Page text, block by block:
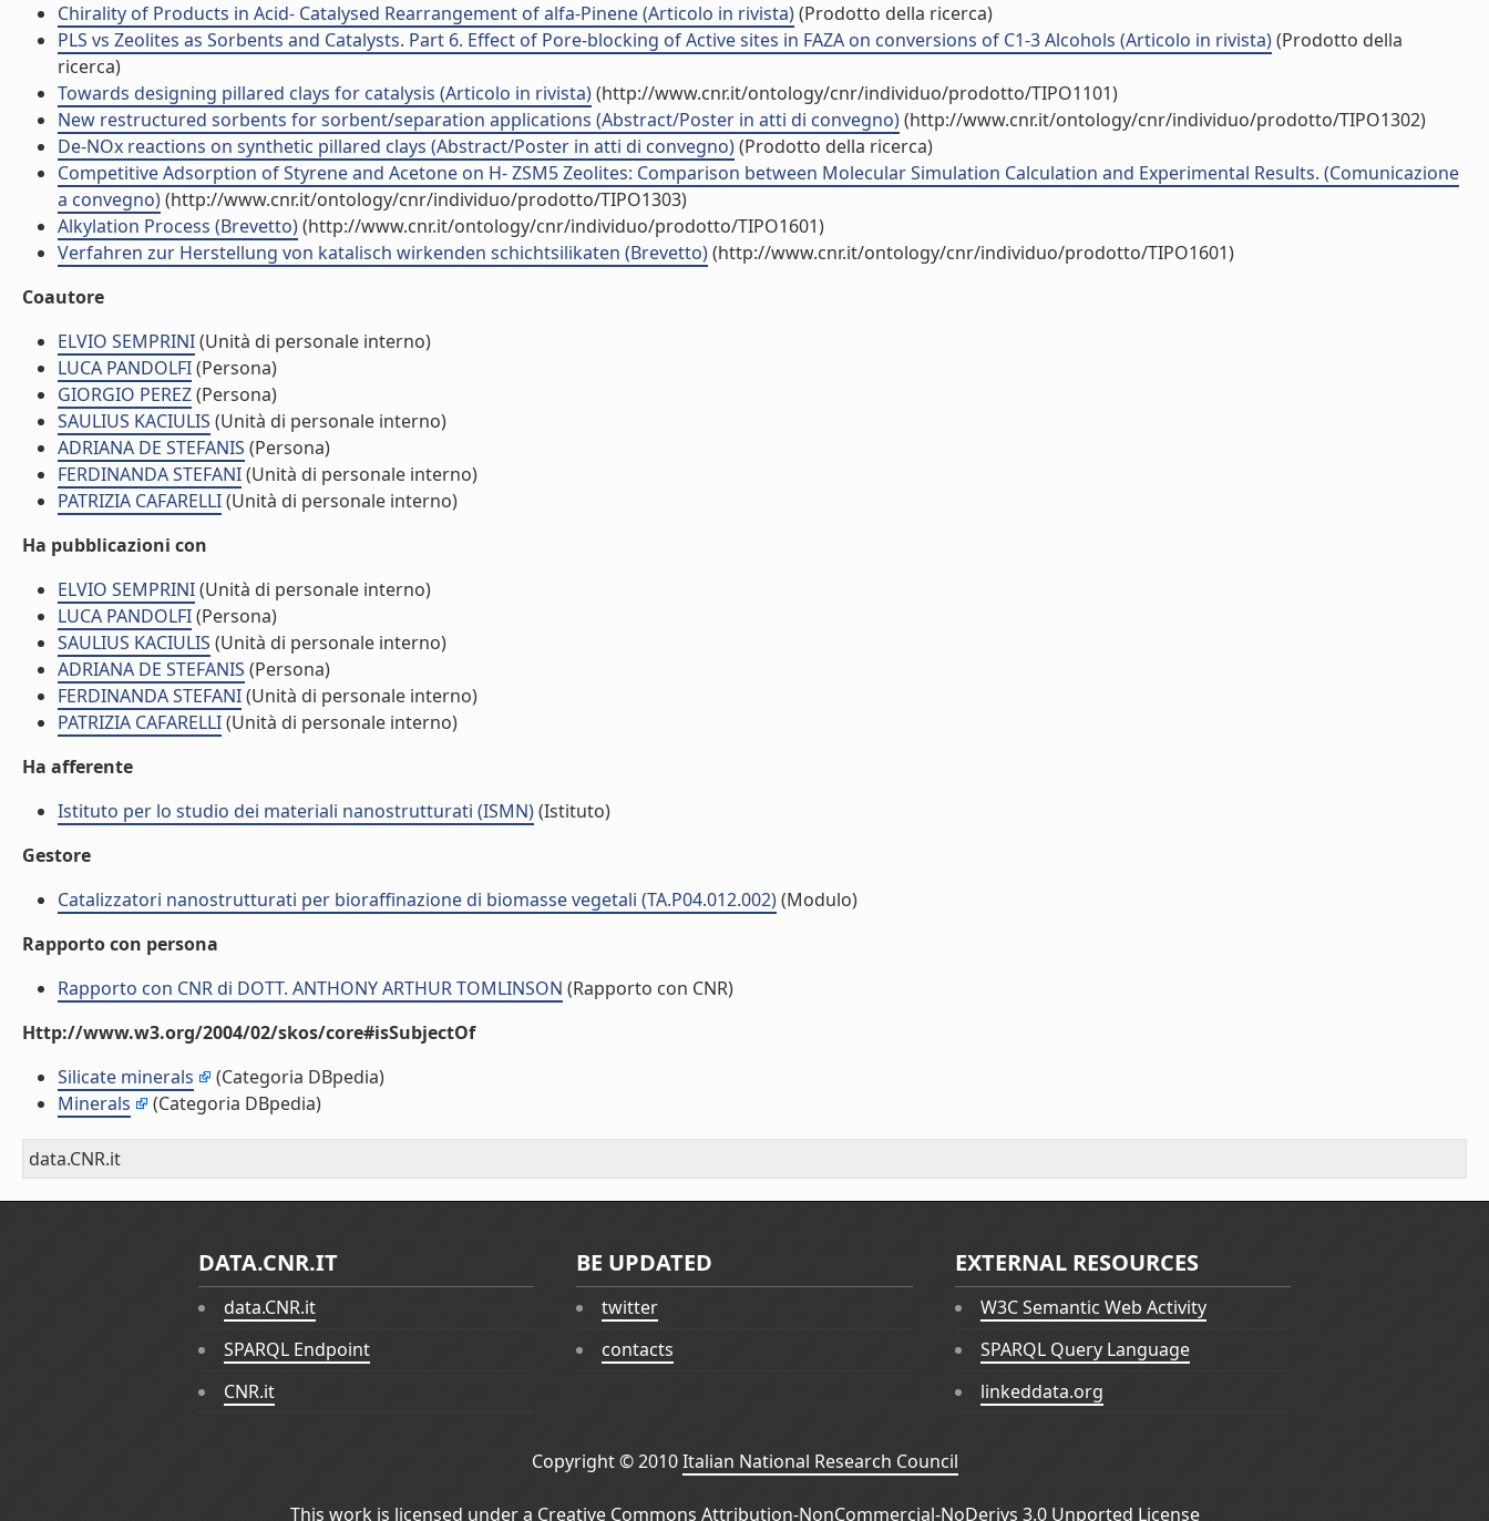
Chirality of Products in Acid- Catalysed Rearrangement of alfa-Pinene (Articolo in rivista)(Prodotto della ricerca)
PLS vs Zeolites as Sorbents and Catalysts. Part 6. Effect of Pore-blocking of Active sites in FAZA on conversions of C1-3 Alcohols (Articolo in rivista)(Prodotto della
ricerca)
Towards designing pillared clays for catalysis (Articolo in rivista)(http://www.cnr.it/ontology/cnr/individuo/prodotto/TIPO1101)
New restructured sorbents for sorbent/separation applications (Abstract/Poster in atti di convegno)(http://www.cnr.it/ontology/cnr/individuo/prodotto/TIPO1302)
De-NOx reactions on synthetic pillared clays (Abstract/Poster in atti di convegno)(Prodotto della ricerca)
Competitive Adsorption of Styrene and Acetone on H- ZSM5 Zeolites: Comparison between Molecular Simulation Calculation and Experimental Results. (Comunicazione
a convegno)(http://www.cnr.it/ontology/cnr/individuo/prodotto/TIPO1303)
Alkylation Process (Brevetto)(http://www.cnr.it/ontology/cnr/individuo/prodotto/TIPO1601)
Verfahren zur Herstellung von katalisch wirkenden schichtsilikaten (Brevetto)(http://www.cnr.it/ontology/cnr/individuo/prodotto/TIPO1601)
Coautore
ELVIO SEMPRINI(Unità di personale interno)
LUCA PANDOLFI(Persona)
GIORGIO PEREZ(Persona)
SAULIUS KACIULIS (Unità di personale interno)
ADRIANA DE STEFANIS (Persona)
FERDINANDA STEFANI(Unità di personale interno)
PATRIZIA CAFARELLI(Unità di personale interno)
Ha pubblicazioni con
ELVIO SEMPRINI(Unità di personale interno)
LUCA PANDOLFI(Persona)
SAULIUS KACIULIS (Unità di personale interno)
ADRIANA DE STEFANIS (Persona)
FERDINANDA STEFANI(Unità di personale interno)
PATRIZIA CAFARELLI(Unità di personale interno)
Ha afferente
Istituto per lo studio dei materiali nanostrutturati (ISMN)(Istituto)
Gestore
Catalizzatori nanostrutturati per bioraffinazione di biomasse vegetali (TA.P04.012.002)(Modulo)
Rapporto con persona
Rapporto con CNR di DOTT. ANTHONY ARTHUR TOMLINSON (Rapporto con CNR)
Http://www.w3.org/2004/02/skos/core#isSubjectOf
Silicate minerals
(Categoria DBpedia)
Minerals
(Categoria DBpedia)
data.CNR.it
DATA.CNR.IT
data.CNR.it
SPARQL Endpoint
CNR.it
BE UPDATED
twitter
contacts
EXTERNAL RESOURCES
W3C Semantic Web Activity
SPARQL Query Language
linkeddata.org
Copyright © 2010Italian National Research Council
This work is licensed under a Creative Commons Attribution-NonCommercial-NoDerivs 3.0 Unported License